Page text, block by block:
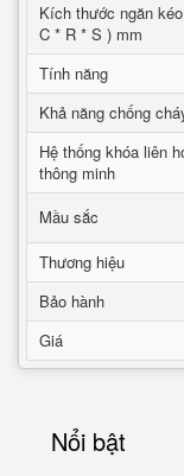
Kích thước ngăn
C * R * S ) mm
Tính năng
Khả năng chống
Hệ thống khóa liên
thông minh
Mầu sắc
Thương hiệu
Bảo hành
Giá
Nổi bật